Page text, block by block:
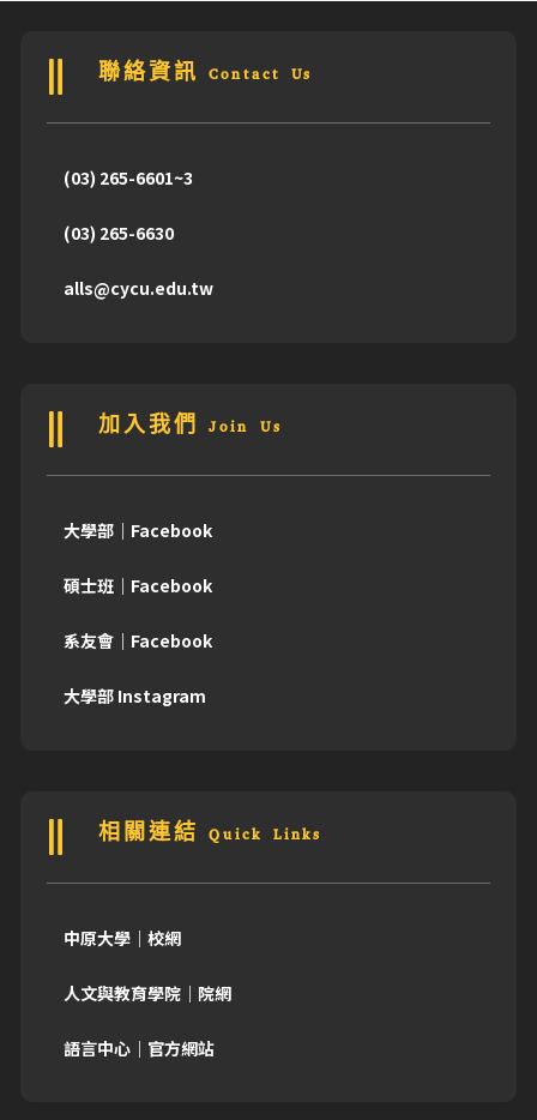
聯絡資訊 Contact Us
(03) 265-6601~3
(03) 265-6630
alls@cycu.edu.tw
加入我們 Join Us
大學部｜Facebook
碩士班｜Facebook
系友會｜Facebook
大學部 Instagram
相關連結 Quick Links
中原大學｜校網
人文與教育學院｜院網
語言中心｜官方網站